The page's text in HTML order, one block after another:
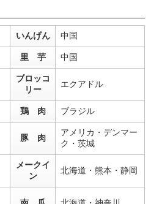
いんげん 中国
里 芋 中国
ブロッコ
リー
エクアドル
鶏 肉 ブラジル
豚 肉
アメリカ・デンマー
ク・茨城
メークイ
ン
北海道・熊本・静岡